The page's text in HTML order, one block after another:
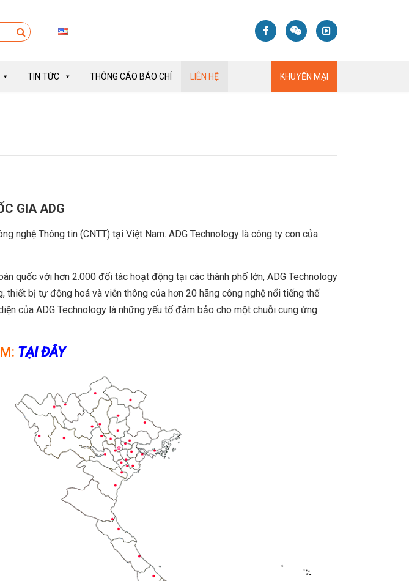
TIN TỨC THÔNG CÁO BÁO CHÍ LIÊN HỆ KHUYẾN MẠI
GIA ADG
nghệ Thông tin (CNTT) tại Việt Nam. ADG Technology là công ty con của
quốc với hơn 2.000 đối tác hoạt động tại các thành phố lớn, ADG Technology
bị tự động hoá và viễn thông của hơn 20 hãng công nghệ nổi tiếng thế
của ADG Technology là những yếu tố đảm bảo cho một chuỗi cung ứng
TẠI ĐÂY